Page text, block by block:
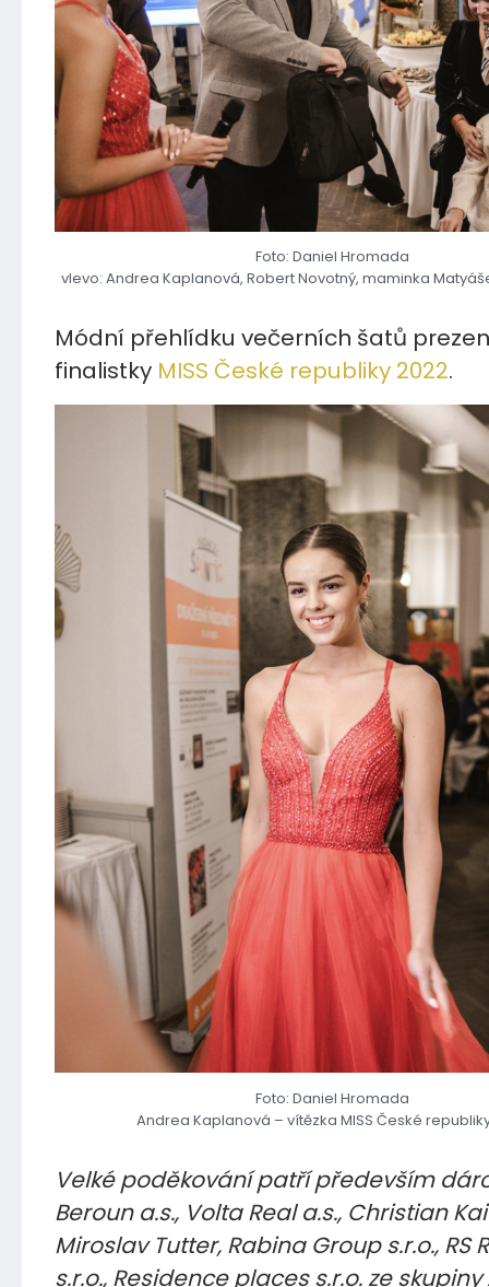
Foto: Daniel Hromada
vlevo: Andrea Kaplanová, Robert Novotný, maminka
Módní přehlídku večerních šatů
finalistky MISS České republiky 2022.
Foto: Daniel Hromada
Andrea Kaplanová – vítězka MISS České
Velké poděkování patří především
Beroun a.s., Volta Real a.s., Christian
Miroslav Tutter, Rabina Group s.r.o., RS
s.r.o., Residence places s.r.o. ze